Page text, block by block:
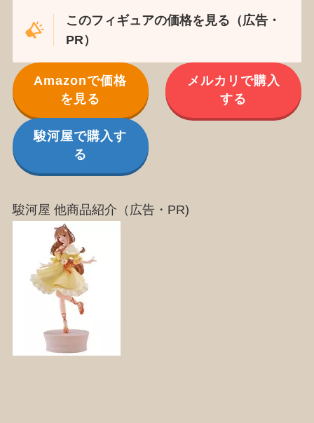
このフィギュアの価格を見る（広告・
PR）
Amazonで価格
を見る
メルカリで購入
する
駿河屋で購入す
る
駿河屋 他商品紹介（広告・PR)